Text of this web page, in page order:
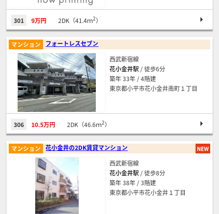
301 9万円 2DK（41.4ｍ2）
フォートレスセブン
マンション
西武新宿線
花小金井駅 / 徒歩6分
築年 33年 / 4階建
東京都小平市花小金井南町１丁目
306 10.5万円 2DK（46.6ｍ2）
花小金井の2DK賃貸マンション
マンション
西武新宿線
花小金井駅 / 徒歩8分
築年 38年 / 3階建
東京都小平市花小金井１丁目